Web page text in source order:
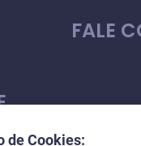
FALE
de Cookies: